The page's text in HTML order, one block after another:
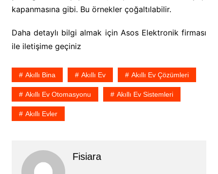
kapanmasına gibi. Bu örnekler çoğaltılabilir.
Daha detaylı bilgi almak için Asos Elektronik firması
ile iletişime geçiniz
Akıllı Bina Akıllı Ev Akıllı Ev Çözümleri
Akıllı Ev Otomasyonu Akıllı Ev Sistemleri
Akıllı Evler
Fisiara